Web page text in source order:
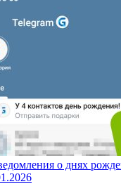
о днях